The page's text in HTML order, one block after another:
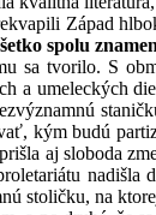
Západ
spolu
sa tvorilo. S
a umeleckých
kým budú
aj sloboda
stoličku, na